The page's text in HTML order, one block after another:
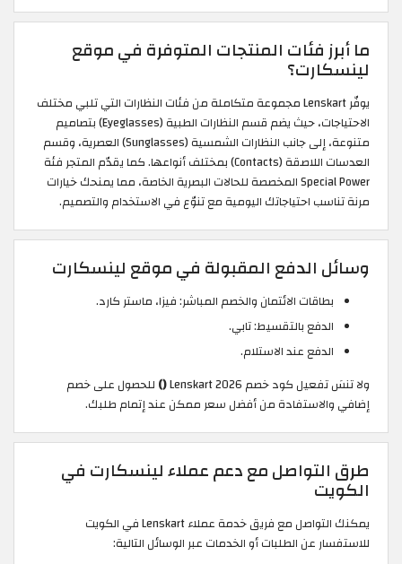
ما أبرز فئات المنتجات المتوفرة في موقع
لينسكارت؟
يوفّر Lenskart مجموعة متكاملة من فئات النظارات التي تلبي مختلف
الاحتياجات، حيث يضم قسم النظارات الطبية (Eyeglasses) بتصاميم
متنوعة، إلى جانب النظارات الشمسية (Sunglasses) العصرية، وقسم
العدسات اللاصقة (Contacts) بمختلف أنواعها. كما يقدّم المتجر فئة
Special Power المخصصة للحالات البصرية الخاصة، مما يمنحك خيارات
مرنة تناسب احتياجاتك اليومية مع تنوّع في الاستخدام والتصميم.
وسائل الدفع المقبولة في موقع لينسكارت
بطاقات الائتمان والخصم المباشر: فيزا، ماستر كارد.
الدفع بالتقسيط: تابي.
الدفع عند الاستلام.
ولا تنسَ تفعيل كود خصم Lenskart 2026
() للحصول على خصم
إضافي والاستفادة من أفضل سعر ممكن عند إتمام طلبك.
طرق التواصل مع دعم عملاء لينسكارت في
الكويت
يمكنك التواصل مع فريق خدمة عملاء Lenskart في الكويت
للاستفسار عن الطلبات أو الخدمات عبر الوسائل التالية: